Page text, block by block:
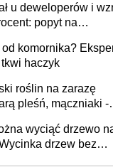
mieszkaniowych
u deweloperów i
popyt na
komornika?
haczyk
roślin na zarazę
pleśń, mączniaki -
grzybowe roślin?
wyciąć drzewo
drzew bez